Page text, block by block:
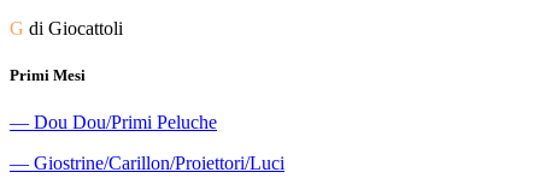
G di Giocattoli
Primi Mesi
― Dou Dou/Primi Peluche
― Giostrine/Carillon/Proiettori/Luci